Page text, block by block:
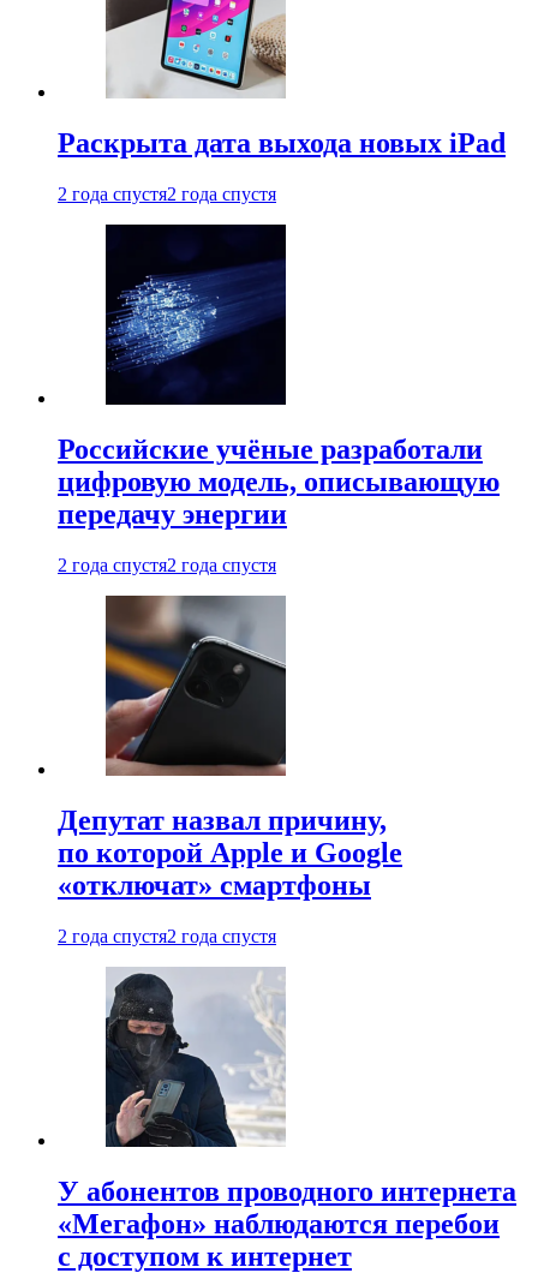
Раскрыта дата выхода новых iPad
2 года спустя2 года спустя
Российские учёные разработали
цифровую модель, описывающую
передачу энергии
2 года спустя2 года спустя
Депутат назвал причину,
по которой Apple и Google
«отключат» смартфоны
2 года спустя2 года спустя
У абонентов проводного интернета
«Мегафон» наблюдаются перебои
с доступом к интернет